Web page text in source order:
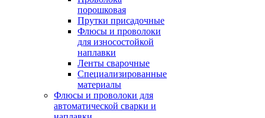
порошковая
Прутки присадочные
Флюсы и проволоки
для износостойкой
наплавки
Ленты сварочные
Специализированные
материалы
Флюсы и проволоки для
автоматической сварки и